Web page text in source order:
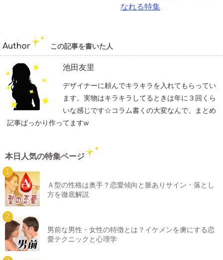
なれる特集
Author この記事を書いた人
池田友里
デザイナーに頼んでキラキラを入れてもらってい
ます。実物はキラキラしてるときは年に３回くら
いな感じです☆コラム書くの大変なんで、まとめ
記事ばっかり作ってますw
本日人気の特集ページ
Ａ型の性格は奥手？恋愛傾向と脈ありサイン・落とし
方を徹底解説
男前な男性・女性の特徴とは？イケメンを虜にする恋
愛テクニックと心理学